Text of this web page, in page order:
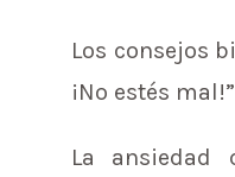
Los consejos
¡No estés
La